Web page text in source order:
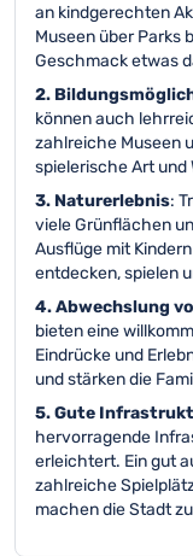
an kindgerechten
Museen über Parks
Geschmack etwas
2.
können auch
zahlreiche Museen
spielerische Art und
3. Naturerlebnis:
viele Grünflächen
Ausflüge mit
entdecken, spielen
4. Abwechslung
bieten eine
Eindrücke und
und stärken die
5. Gute
hervorragende
erleichtert. Ein gut
zahlreiche
machen die Stadt